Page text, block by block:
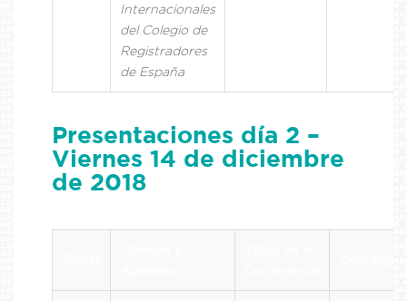
Internacionales
del Colegio de
Registradores
de España
Presentaciones día 2 –
Viernes 14 de diciembre
de 2018